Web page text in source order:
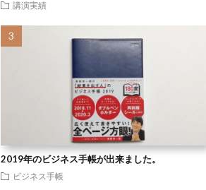
講演実績
2019年のビジネス手帳が出来ました。
ビジネス手帳